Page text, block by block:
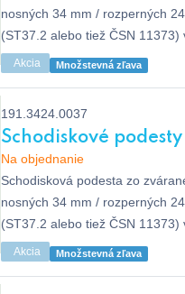
nosných 34 mm / rozperných
(ST37.2 alebo tiež ČSN
dle EN ISO 1461, bez
Akcia Množstevná zľava
191.3424.0037
Schodiskové
Na objednanie
Schodisková podesta zo
nosných 34 mm / rozperných
(ST37.2 alebo tiež ČSN
dle EN ISO 1461, bez
Akcia Množstevná zľava